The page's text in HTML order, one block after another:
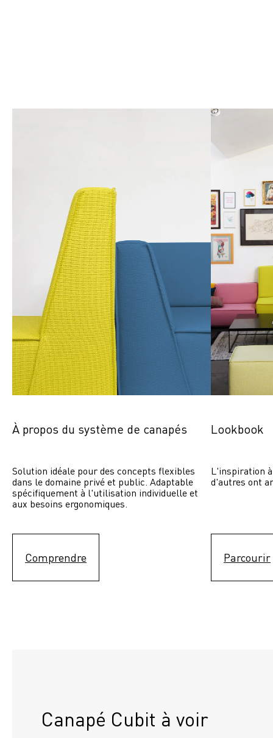
À propos du système de canapés
Solution idéale pour des concepts flexibles
dans le domaine privé et public. Adaptable
spécifiquement à l'utilisation individuelle et
aux besoins ergonomiques.
Comprendre
Lookbook
L'inspiration
d'autres ont
Parcourir
Canapé Cubit à voir